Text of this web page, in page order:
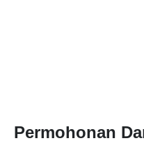
Permohonan